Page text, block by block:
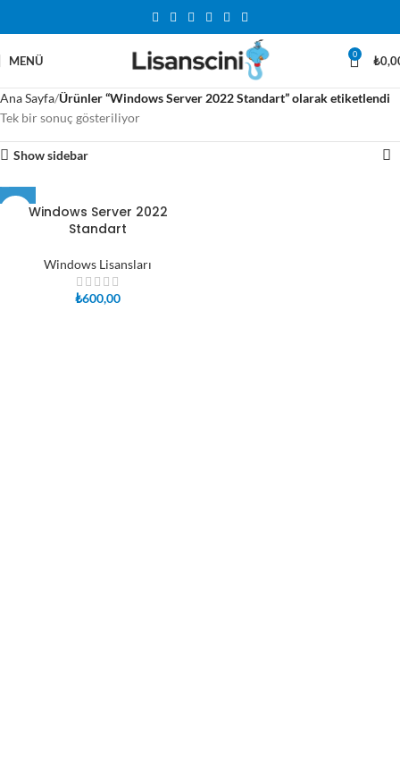
MENÜ 0 ₺
Ana Sayfa Ürünler “Windows Server 2022 Standart” olarak etiketlendi
Tek bir sonuç gösteriliyor
Show sidebar
Windows Server 2022
Standart
Windows Lisansları
₺600,00